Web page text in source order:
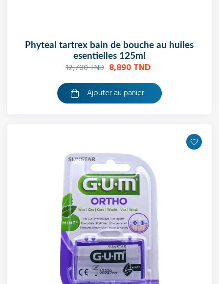
phyteal tartrex bain de bouche au huiles
esentielles 125ml
12,700 TND 8,890 TND
Ajouter au panier